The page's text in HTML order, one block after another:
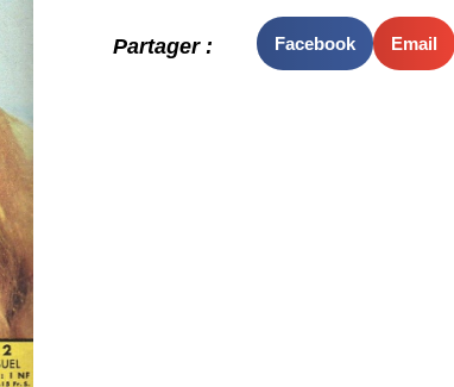
Partager : Facebook Email